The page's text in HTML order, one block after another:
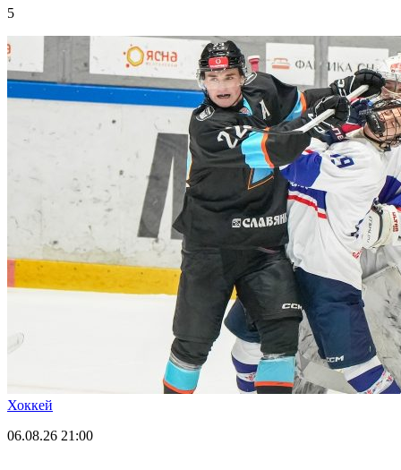
5
Хоккей
06.08.26 21:00